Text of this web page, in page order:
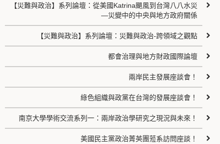
【災難與政治】系列論壇：從美國Katrina颶風到台灣八八水災
—災變中的中央與地方政府關係
【災難與政治】系列論壇：災難與政治-跨領域之觀點
都會治理與地方財政國際論壇
兩岸民主發展座談會！
綠色組織與政黨在台灣的發展座談會！
南京大學學術交流系列一：兩岸政治學研究之現況與未來！
美國民主黨政治菁英團蒞系訪問座談！